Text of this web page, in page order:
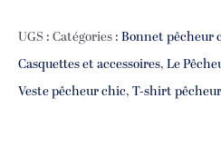
PÊCHEUR
CHIC
UGS : Catégories : Bonnet pêcheur
Casquettes et accessoires, Le
Veste pêcheur chic, T-shirt